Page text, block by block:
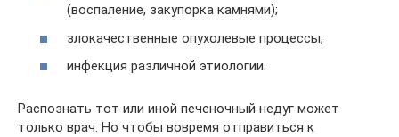
(воспаление, закупорка камнями);
злокачественные опухолевые процессы;
инфекция различной этиологии.
Распознать тот или иной печеночный недуг может
только врач. Но чтобы вовремя отправиться к